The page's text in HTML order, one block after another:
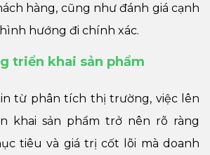
hàng, cũng như đánh giá cạnh
hướng đi chính xác.
triển khai sản phẩm
từ phân tích thị trường, việc lên
khai sản phẩm trở nên rõ ràng
tiêu và giá trị cốt lõi mà doanh